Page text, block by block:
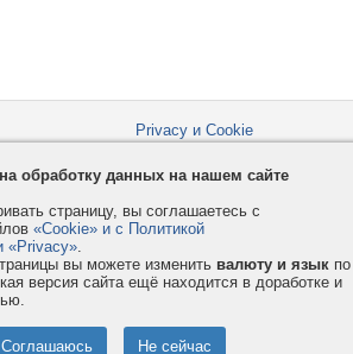
Privacy и Cookie
Форумы
VMESTE.EU
обработку данных на нашем сайте
страницу, вы соглашаетесь с
«Cookie» и с Политикой
«Privacy».
вы можете изменить валюту и язык по
версия сайта ещё находится в доработке и